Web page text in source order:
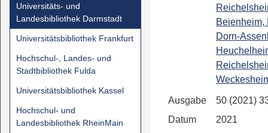
Universitäts- und
Landesbibliothek Darmstadt
Universitätsbibliothek Frankfurt
Hochschul-, Landes- und
Stadtbibliothek Fulda
Universitätsbibliothek Kassel
Hochschul- und
Landesbibliothek RheinMain
Beienheim,
Dorn-
Ausgabe
50 (2021)
Datum
2021